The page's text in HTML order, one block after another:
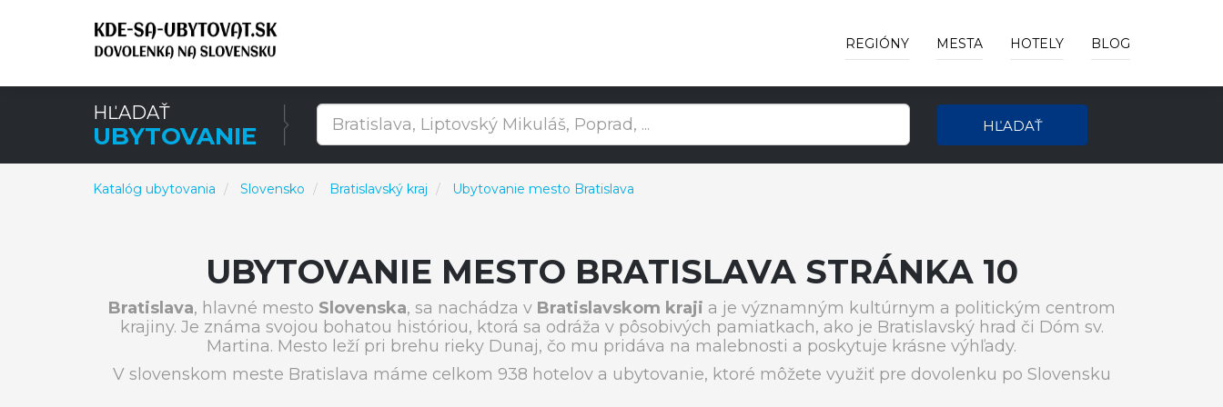
REGIÓNY MESTA HOTELY BLOG
HĽADAŤ
UBYTOVANIE HĽADAŤ
Katalóg ubytovania Slovensko Bratislavský kraj Ubytovanie mesto Bratislava
UBYTOVANIE MESTO BRATISLAVA STRÁNKA 10
Bratislava, hlavné mesto Slovenska, sa nachádza v Bratislavskom kraji a je významným kultúrnym a politickým centrom
krajiny. Je známa svojou bohatou históriou, ktorá sa odráža v pôsobivých pamiatkach, ako je Bratislavský hrad či Dóm sv.
Martina. Mesto leží pri brehu rieky Dunaj, čo mu pridáva na malebnosti a poskytuje krásne výhľady.
V slovenskom meste Bratislava máme celkom 938 hotelov a ubytovanie, ktoré môžete využiť pre dovolenku po Slovensku